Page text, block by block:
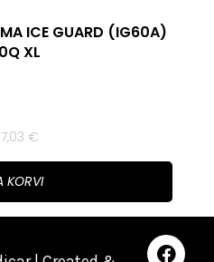
ICE GUARD (IG60A)
XL
€
KORVI